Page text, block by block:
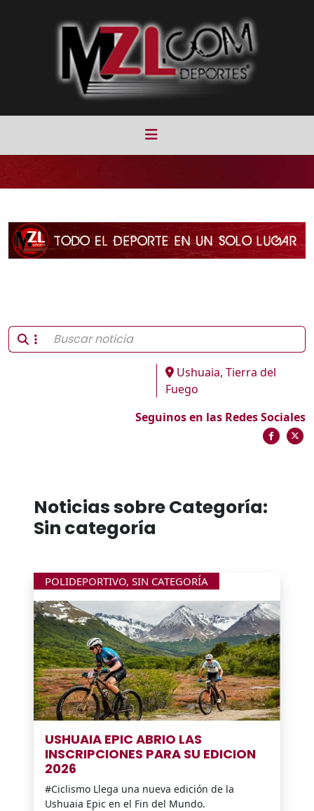
Ushuaia, Tierra del
Fuego
Seguinos en las Redes Sociales
Noticias sobre Categoría:
Sin categoría
POLIDEPORTIVO, SIN CATEGORÍA
USHUAIA EPIC ABRIO LAS
INSCRIPCIONES PARA SU EDICION
2026
#Ciclismo Llega una nueva edición de la
Ushuaia Epic en el Fin del Mundo.